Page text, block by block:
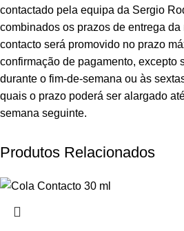
contactado pela equipa da Sergio
combinados os prazos de entrega da
contacto será promovido no prazo
confirmação de pagamento, excepto
durante o fim-de-semana ou às
quais o prazo poderá ser alargado
semana seguinte.
Produtos Relacionados